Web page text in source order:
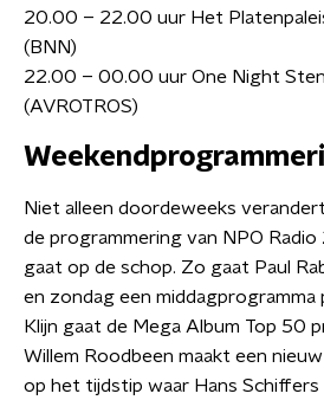
20.00 – 22.00 uur Het
(BNN)
​22.00 – 00.00 uur One Night
(AVROTROS)
Niet alleen doordeweeks
de programmering van NPO
gaat op de schop. Zo gaat Paul
en zondag een middagprogramma
Klijn gaat de Mega Album Top 50
Willem Roodbeen maakt een
op het tijdstip waar Hans Schiffers